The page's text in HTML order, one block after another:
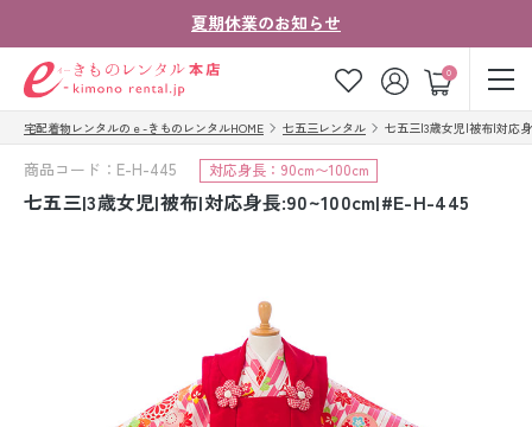
夏期休業のお知らせ
0
ゲスト
お気に入り ログイン カート
ご注文の流れ
法人・グループの
お客様はこちら
宅配着物レンタルのｅ-きものレンタルHOME 七五三レンタル 七五三|3歳女児|被布|対応
商品コード：E-H-445 対応身長：90cm〜100cm
七五三|3歳女児|被布|対応身長:90~100cm|#E-H-445